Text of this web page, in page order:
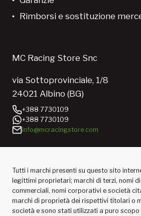
Rimborsi e sostituzione
MC Racing Store Snc
via Sottoprovinciale, 1/8
24021 Albino (BG)
+388 7730109
+388 7730109
info@mcracingstore.com
Tutti i marchi presenti su questo sito
legittimi proprietari; marchi di terzi, nomi
commerciali, nomi corporativi e società
marchi di proprietà dei rispettivi titolari o
società e sono stati utilizzati a puro